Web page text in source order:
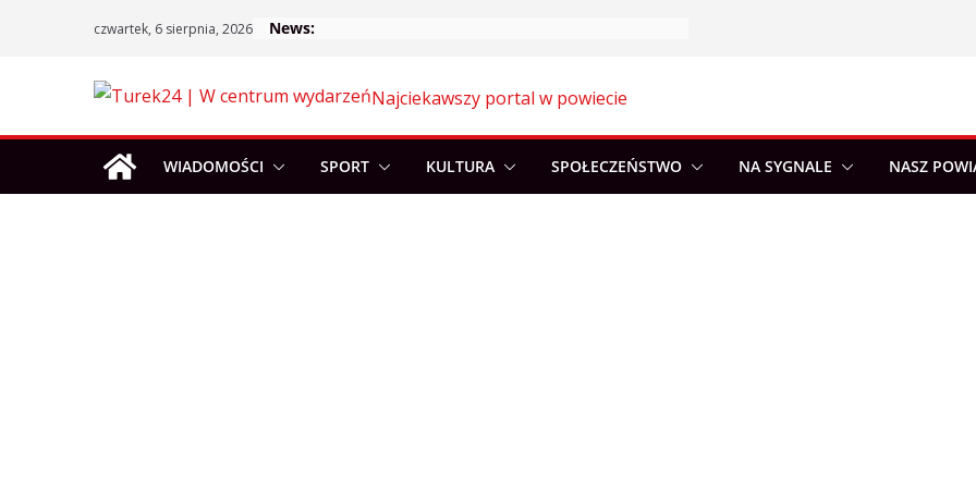
czwartek, 6 sierpnia, 2026 News:
Najciekawszy portal w powiecie
WIADOMOŚCI SPORT KULTURA SPOŁECZEŃSTWO NA SYGNALE NASZ